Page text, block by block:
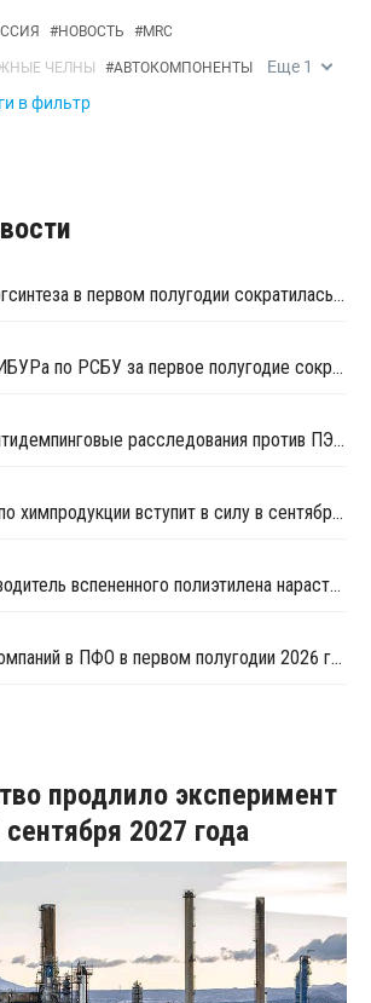
#НОВОСТЬ #MRC
ЧЕЛНЫ #АВТОКОМПОНЕНТЫ Еще 1
в фильтр
Прибыль Казаньоргсинтеза в первом полугодии сократилась более чем в 2 раза
Чистая прибыль СИБУРа по РСБУ за первое полугодие сократилась в 3,6 раза
ЕЭК прекратила антидемпинговые расследования против ПЭ и ПП из Азербайджана и Туркменистана
Новый регламент по химпродукции вступит в силу в сентябре 2027 года
Удмуртский производитель вспененного полиэтилена нарастит выпуск на 15%
Число закрытых компаний в ПФО в первом полугодии 2026 года вдвое превысило число новых
продлило эксперимент
2027 года